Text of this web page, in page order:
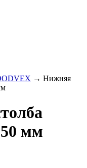
→ Нижняя
мм